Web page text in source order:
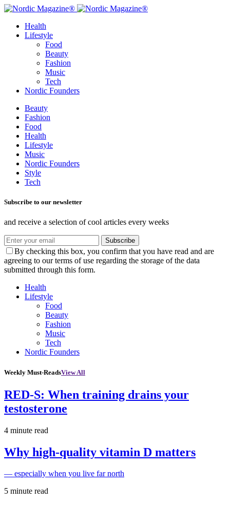
Health
Lifestyle
Food
Beauty
Fashion
Music
Tech
Nordic Founders
Beauty
Fashion
Food
Health
Lifestyle
Music
Nordic Founders
Style
Tech
Subscribe to our newsletter
and receive a selection of cool articles every weeks
Subscribe
By checking this box, you confirm that you have read and are
agreeing to our terms of use regarding the storage of the data
submitted through this form.
Health
Lifestyle
Food
Beauty
Fashion
Music
Tech
Nordic Founders
Weekly Must-ReadsView All
RED-S: When training drains your
testosterone
4 minute read
Why high‑quality vitamin D matters
— especially when you live far north
5 minute read